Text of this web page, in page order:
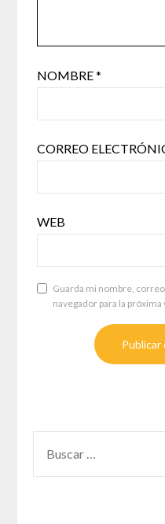
NOMBRE*
CORREO
WEB
Guarda mi nombre,
navegador para la